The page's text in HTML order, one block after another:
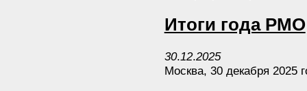
Итоги года РМО
30.12.2025
Москва, 30 декабря 2025